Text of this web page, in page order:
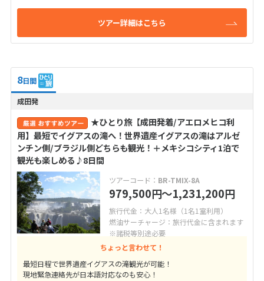
ツアー詳細はこちら
8日間
成田発
★ひとり旅【成田発着/アエロメヒコ利
用】最短でイグアスの滝へ！世界遺産イグアスの滝はアルゼ
ンチン側/ブラジル側どちらも観光！＋メキシコシティ1泊で
観光も楽しめる♪8日間
ツアーコード： BR-TMIX-8A
979,500円〜1,231,200円
旅行代金：大人1名様（1名1室利用）
燃油サーチャージ：旅行代金に含まれます
※諸税等別途必要
ちょっと言わせて！
最短日程で世界遺産イグアスの滝観光が可能！
現地緊急連絡先が日本語対応なのも安心！